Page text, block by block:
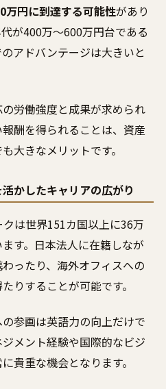
万円に到達する可能性があり
が400万〜600万円台である
アドバンテージは大きいと
労働強度と成果が求められ
酬を得られることは、資産
大きなメリットです。
かしたキャリアの広がり
は世界151カ国以上に36万
す。日本法人に在籍しなが
ったり、海外オフィスへの
りすることが可能です。
参画は英語力の向上だけで
メント経験や国際的なビジ
貴重な機会となります。